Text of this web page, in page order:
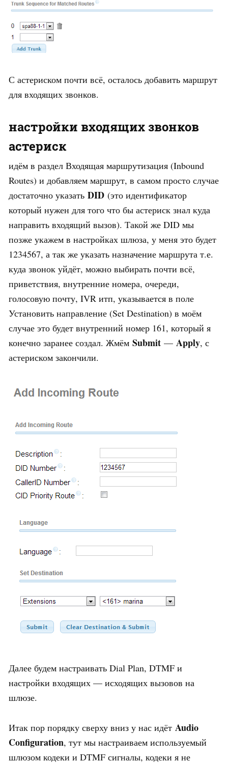
С астериском почти всё, осталось добавить маршрут
для входящих звонков.
настройки входящих звонков
астериск
идём в раздел Входящая маршрутизация (Inbound
Routes) и добавляем маршрут, в самом просто случае
достаточно указать DID (это идентификатор
который нужен для того что бы астериск знал куда
направить входящий вызов). Такой же DID мы
позже укажем в настройках шлюза, у меня это будет
1234567, а так же указать назначение маршрута т.е.
куда звонок уйдёт, можно выбирать почти всё,
приветствия, внутренние номера, очереди,
голосовую почту, IVR итп, указывается в поле
Установить направление (Set Destination) в моём
случае это будет внутренний номер 161, который я
конечно заранее создал. Жмём Submit — Apply, с
астериском закончили.
Далее будем настраивать Dial Plan, DTMF и
настройки входящих — исходящих вызовов на
шлюзе.
Итак пор порядку сверху вниз у нас идёт Audio
Configuration, тут мы настраиваем используемый
шлюзом кодеки и DTMF сигналы, кодеки я не